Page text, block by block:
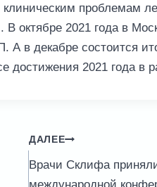
проблемам
октябре 2021 года в
в декабре состоится
достижения 2021 года в
ДАЛЕЕ
Врачи Склифа
международной